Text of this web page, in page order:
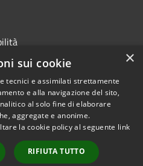
Copyright © 2026 • Comune di
Spinadesco • Powered by
Municipium•Accesso
redazione
×
sui cookie
tecnici e assimilati strettamente
e alla navigazione del sito,
al solo fine di elaborare
aggregate e anonime.
la cookie policy al seguente link
RIFIUTA TUTTO